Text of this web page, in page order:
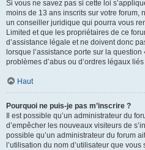
Si vous ne savez pas si cette loi
moins de 13 ans inscrits sur votre forum,
un conseiller juridique qui pourra vous
Limited et que les propriétaires de ce
d’assistance légale et ne doivent donc
lorsque l’assistance porte sur la
problèmes d’abus ou d’ordres légaux
Haut
Pourquoi ne puis-je pas m’inscrire ?
Il est possible qu’un administrateur du
d’empêcher les nouveaux visiteurs de
possible qu’un administrateur du forum
l’utilisation du nom d’utilisateur que